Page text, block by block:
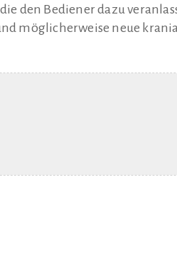
den Bediener dazu
möglicherweise neue